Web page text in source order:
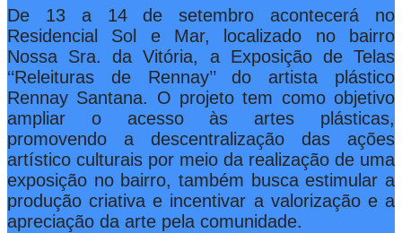
De 13 a 14 de setembro acontecerá no
Residencial Sol e Mar, localizado no bairro
Nossa Sra. da Vitória, a Exposição de Telas
‘‘Releituras de Rennay’’ do artista plástico
Rennay Santana. O projeto tem como objetivo
ampliar o acesso às artes plásticas,
promovendo a descentralização das ações
artístico culturais por meio da realização de uma
exposição no bairro, também busca estimular a
produção criativa e incentivar a valorização e a
apreciação da arte pela comunidade.